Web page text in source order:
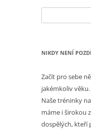
NIKDY NENÍ
Začít pro sebe
jakémkoliv věku.
Naše tréninky
máme i širokou
dospělých, kteří